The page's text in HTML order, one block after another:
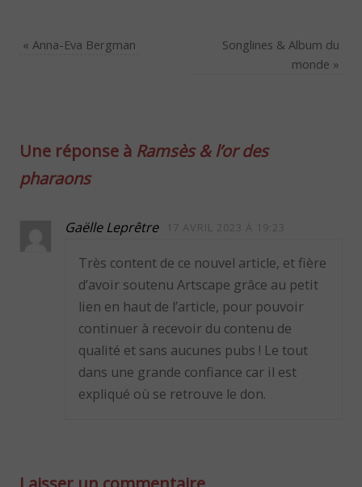
« Anna-Eva Bergman
Songlines & Album du
monde »
Une réponse à Ramsès & l’or des
pharaons
Gaëlle Leprêtre 17 AVRIL 2023 À 19:23
Très content de ce nouvel article, et fière
d’avoir soutenu Artscape grâce au petit
lien en haut de l’article, pour pouvoir
continuer à recevoir du contenu de
qualité et sans aucunes pubs ! Le tout
dans une grande confiance car il est
expliqué où se retrouve le don.